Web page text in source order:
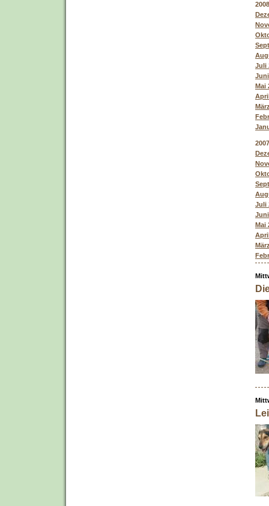
2008
Juli
Mai
2007
Juli
Mai